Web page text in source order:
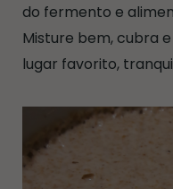
do fermento e
Misture bem, cubra
lugar favorito,